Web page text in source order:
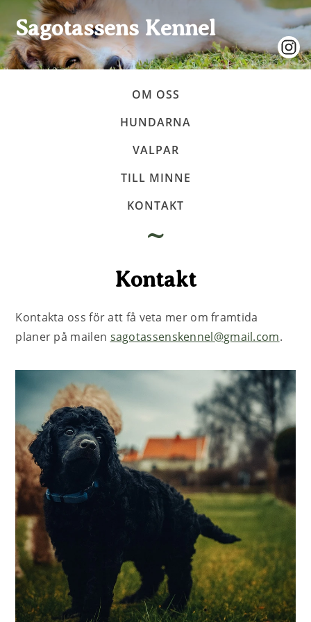
Sagotassens Kennel
OM OSS
HUNDARNA
VALPAR
TILL MINNE
KONTAKT
~
Kontakt
Kontakta oss för att få veta mer om framtida
planer på mailen sagotassenskennel@gmail.com.